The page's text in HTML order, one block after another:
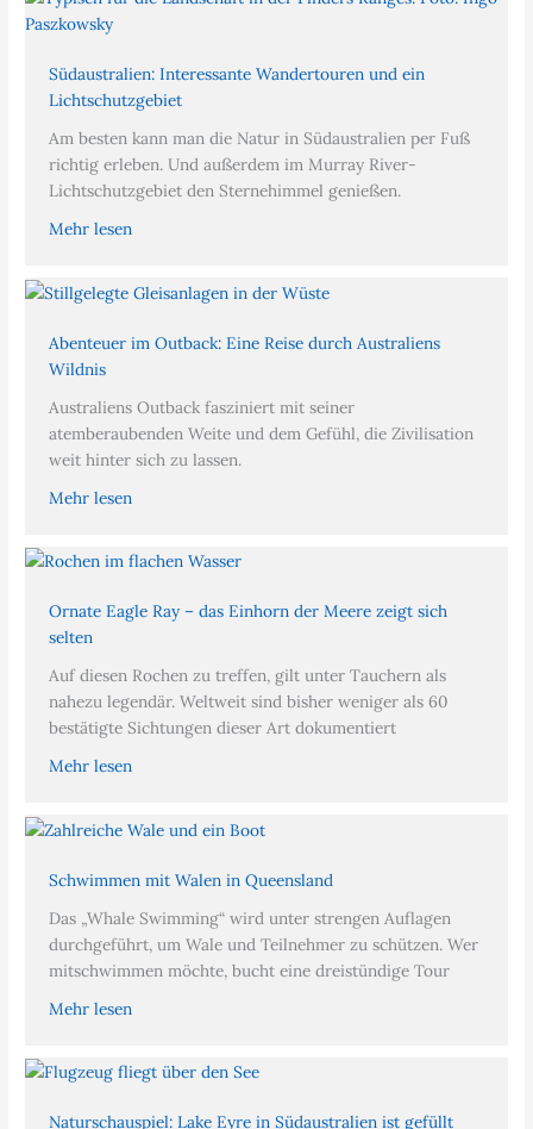
Südaustralien: Interessante Wandertouren und ein
Lichtschutzgebiet
Am besten kann man die Natur in Südaustralien per Fuß
richtig erleben. Und außerdem im Murray River-
Lichtschutzgebiet den Sternehimmel genießen.
Mehr lesen
Abenteuer im Outback: Eine Reise durch Australiens
Wildnis
Australiens Outback fasziniert mit seiner
atemberaubenden Weite und dem Gefühl, die Zivilisation
weit hinter sich zu lassen.
Mehr lesen
Ornate Eagle Ray – das Einhorn der Meere zeigt sich
selten
Auf diesen Rochen zu treffen, gilt unter Tauchern als
nahezu legendär. Weltweit sind bisher weniger als 60
bestätigte Sichtungen dieser Art dokumentiert
Mehr lesen
Schwimmen mit Walen in Queensland
Das „Whale Swimming“ wird unter strengen Auflagen
durchgeführt, um Wale und Teilnehmer zu schützen. Wer
mitschwimmen möchte, bucht eine dreistündige Tour
Mehr lesen
Naturschauspiel: Lake Eyre in Südaustralien ist gefüllt